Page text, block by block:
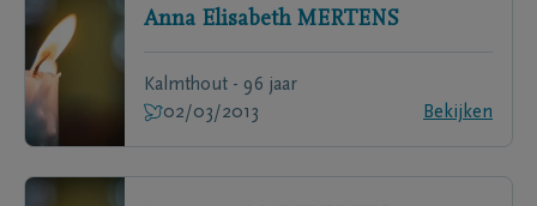
Anna Elisabeth MERTENS
Kalmthout - 96 jaar
02/03/2013
Bekijken